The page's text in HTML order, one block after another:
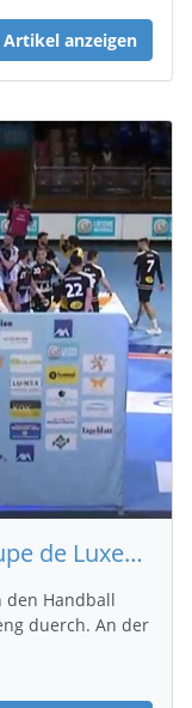
Artikel anzeigen
Final4 Loterie Nationale Coupe de Luxembourg : Final Hären
den Handball
duerch. An der